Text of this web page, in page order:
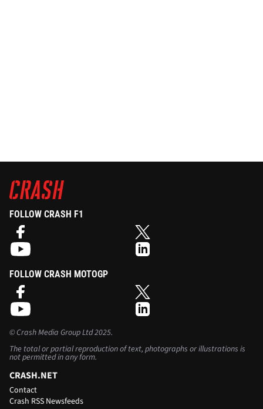
FOLLOW CRASH F1
FOLLOW CRASH MOTOGP
©Crash Media Group Ltd2025.
The total or partial reproduction of text, photographs or illustrations is
not permitted in any form.
CRASH.NET
Contact
Crash RSS Newsfeeds